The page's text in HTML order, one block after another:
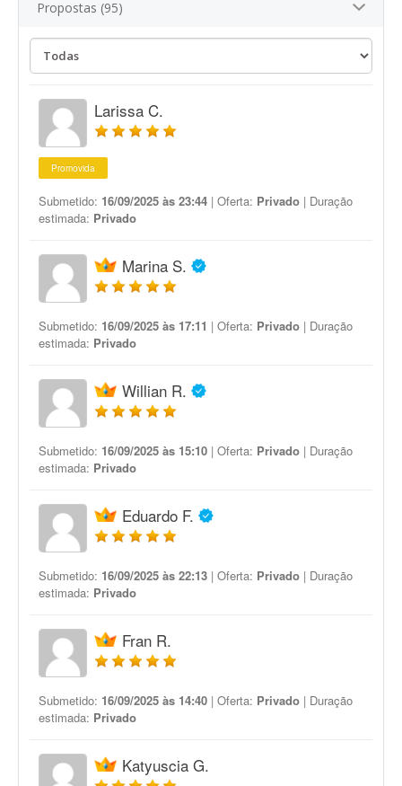
Propostas (95)
Larissa C.
Promovida
Submetido: 16/09/2025 às 23:44 | Oferta: Privado | Duração
estimada: Privado
Marina S.
Submetido: 16/09/2025 às 17:11 | Oferta: Privado | Duração
estimada: Privado
Willian R.
Submetido: 16/09/2025 às 15:10 | Oferta: Privado | Duração
estimada: Privado
Eduardo F.
Submetido: 16/09/2025 às 22:13 | Oferta: Privado | Duração
estimada: Privado
Fran R.
Submetido: 16/09/2025 às 14:40 | Oferta: Privado | Duração
estimada: Privado
Katyuscia G.